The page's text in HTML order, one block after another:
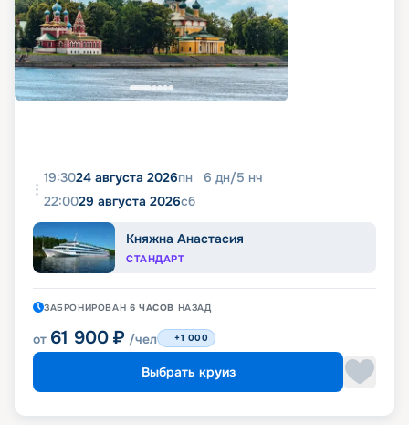
19:3024 августа 2026пн 6 дн/5 нч
22:0029 августа 2026сб
Княжна Анастасия
СТАНДАРТ
ЗАБРОНИРОВАН 6 ЧАСОВ НАЗАД
от 61 900 ₽ /чел +1 000
Выбрать круиз